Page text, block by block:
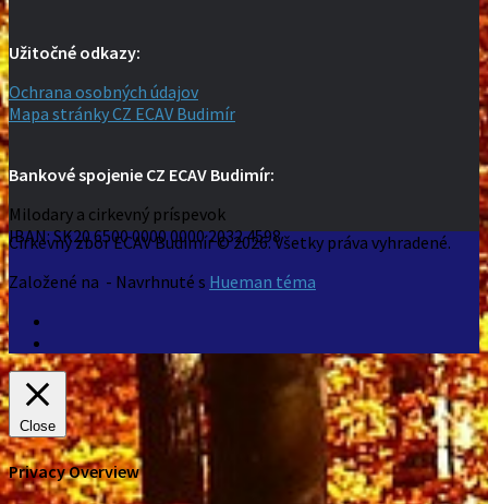
Užitočné odkazy:
Ochrana osobných údajov
Mapa stránky CZ ECAV Budimír
Bankové spojenie CZ ECAV Budimír:
Milodary a cirkevný príspevok
IBAN: SK20 6500 0000 0000 2032 4598
Cirkevný zbor ECAV Budimír © 2026. Všetky práva vyhradené.
Založené na - Navrhnuté s Hueman téma
Close
Privacy Overview